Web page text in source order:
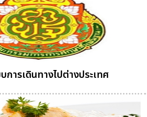
การเดินทางไปต่างประเทศ